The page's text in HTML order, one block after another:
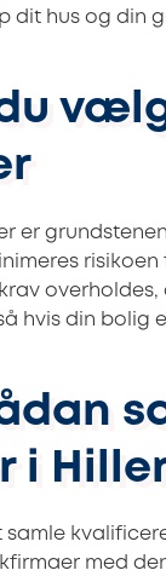
dit hus og din
er
hvis din bolig
i
samle
med